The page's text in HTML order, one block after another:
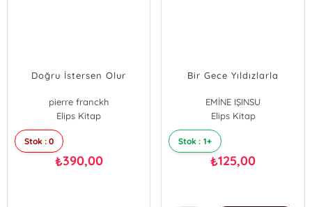
Doğru İstersen Olur
pierre franckh
Elips Kitap
Stok : 0
₺390,00
Bir Gece Yıldızlarla
EMİNE IŞINSU
Elips Kitap
Stok : 1+
₺125,00